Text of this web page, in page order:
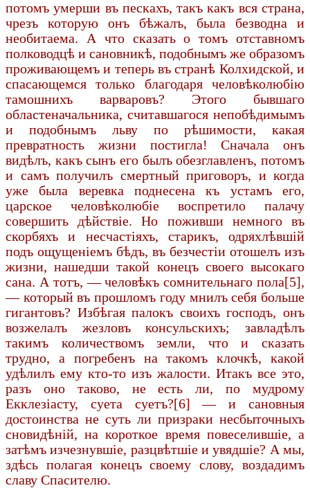
потомъ умерши въ пескахъ, такъ какъ вся страна,
чрезъ которую онъ бѣжалъ, была безводна и
необитаема. А что сказать о томъ отставномъ
полководцѣ и сановникѣ, подобнымъ же образомъ
проживающемъ и теперь въ странѣ Колхидской, и
спасающемся только благодаря человѣколюбію
тамошнихъ варваровъ? Этого бывшаго
областеначальника, считавшагося непобѣдимымъ
и подобнымъ льву по рѣшимости, какая
превратность жизни постигла! Сначала онъ
видѣлъ, какъ сынъ его былъ обезглавленъ, потомъ
и самъ получилъ смертный приговоръ, и когда
уже была веревка поднесена къ устамъ его,
царское человѣколюбіе воспретило палачу
совершить дѣйствіе. Но поживши немного въ
скорбяхъ и несчастіяхъ, старикъ, одряхлѣвшій
подъ ощущеніемъ бѣдъ, въ безчестіи отошелъ изъ
жизни, нашедши такой конецъ своего высокаго
сана. А тотъ, — человѣкъ сомнительнаго пола[5],
— который въ прошломъ году мнилъ себя больше
гигантовъ? Избѣгая палокъ своихъ господъ, онъ
возжелалъ жезловъ консульскихъ; завладѣлъ
такимъ количествомъ земли, что и сказать
трудно, а погребенъ на такомъ клочкѣ, какой
удѣлилъ ему кто-то изъ жалости. Итакъ все это,
разъ оно таково, не есть ли, по мудрому
Екклезіасту, суета суетъ?[6] — и сановныя
достоинства не суть ли призраки несбыточныхъ
сновидѣній, на короткое время повеселившіе, а
затѣмъ изчезнувшіе, разцвѣтшіе и увядшіе? А мы,
здѣсь полагая конецъ своему слову, воздадимъ
славу Спасителю.